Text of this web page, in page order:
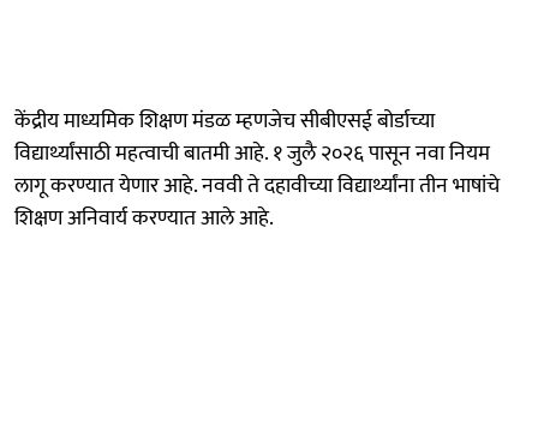
केंद्रीय माध्यमिक शिक्षण मंडळ म्हणजेच सीबीएसई बोर्डाच्या
विद्यार्थ्यांसाठी महत्वाची बातमी आहे. १ जुलै २०२६ पासून नवा नियम
लागू करण्यात येणार आहे. नववी ते दहावीच्या विद्यार्थ्यांना तीन भाषांचे
शिक्षण अनिवार्य करण्यात आले आहे.